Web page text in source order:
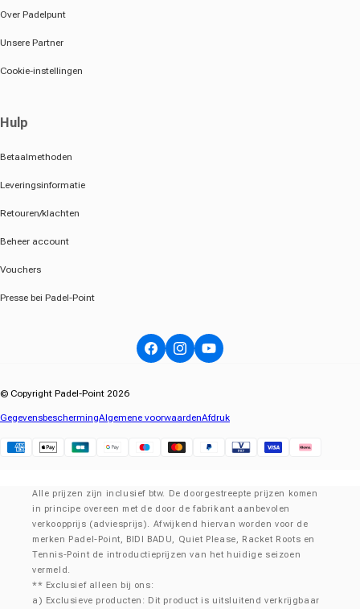
Over Padelpunt
Unsere Partner
Cookie-instellingen
Hulp
Betaalmethoden
Leveringsinformatie
Retouren/klachten
Beheer account
Vouchers
Presse bei Padel-Point
FacebookInstagramYouTube
© Copyright Padel-Point 2026
GegevensbeschermingAlgemene voorwaardenAfdruk
Alle prijzen zijn inclusief btw. De doorgestreepte prijzen komen
in principe overeen met de door de fabrikant aanbevolen
verkoopprijs (adviesprijs). Afwijkend hiervan worden voor de
merken Padel-Point, BIDI BADU, Quiet Please, Racket Roots en
Tennis-Point de introductieprijzen van het huidige seizoen
vermeld.
** Exclusief alleen bij ons:
a) Exclusieve producten: Dit product is uitsluitend verkrijgbaar